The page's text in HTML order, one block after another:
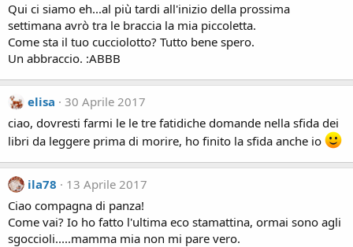
Qui ci siamo eh...al più tardi all'inizio della prossima
settimana avrò tra le braccia la mia piccoletta.
Come sta il tuo cucciolotto? Tutto bene spero.
Un abbraccio. :ABBB
elisa
30 Aprile 2017
ciao, dovresti farmi le le tre fatidiche domande nella sfida dei
libri da leggere prima di morire, ho finito la sfida anche io
ila78
13 Aprile 2017
Ciao compagna di panza!
Come vai? Io ho fatto l'ultima eco stamattina, ormai sono agli
sgoccioli.....mamma mia non mi pare vero.